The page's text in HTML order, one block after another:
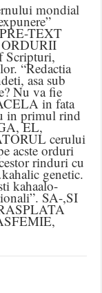
mondial
TEXT
Scripturi,
“Redactia
asa sub
Nu va fie
in fata
in primul rind
EL,
cerului
acste orduri
rinduri cu
genetic.
kahaalo-
SA-,SI